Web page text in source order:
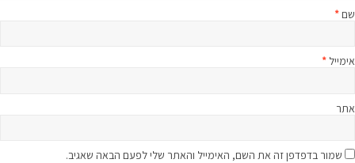
שם*
אימייל *
אתר
שמור בדפדפן זה את השם, האימייל והאתר שלי לפעם הבאה שאגיב.